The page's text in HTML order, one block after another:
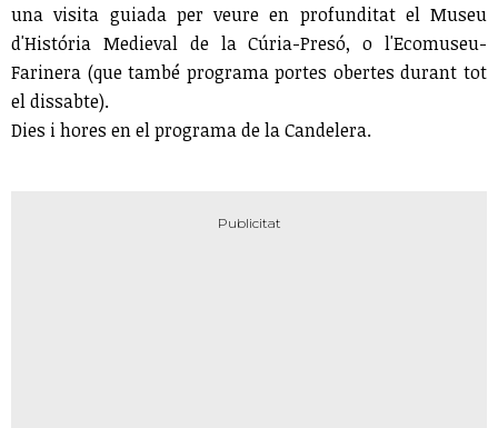
una visita guiada per veure en profunditat el Museu
d'História Medieval de la Cúria-Presó, o l'Ecomuseu-
Farinera (que també programa portes obertes durant tot
el dissabte).
Dies i hores en el programa de la Candelera.